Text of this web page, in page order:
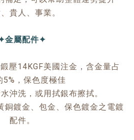
貴人、事業。
金屬配件✦
壓14KGF美國注金，含金量占
5%，保色度極佳
沖洗，或用拭銀布擦拭。
銅鍍金、包金、保色鍍金之電鍍
配件。